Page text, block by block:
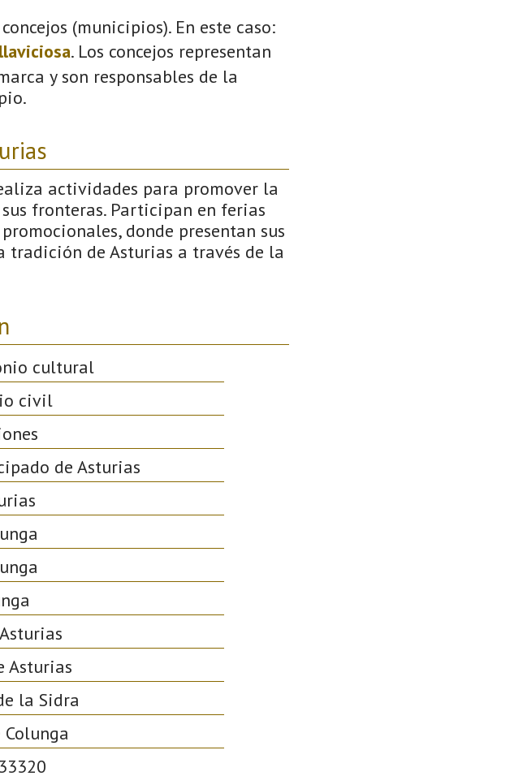
(municipios). En este caso:
. Los concejos representan
y son responsables de la
actividades para promover la
fronteras. Participan en ferias
donde presentan sus
de Asturias a través de la
cultural
civil
de Asturias
Asturias
la Sidra
33320